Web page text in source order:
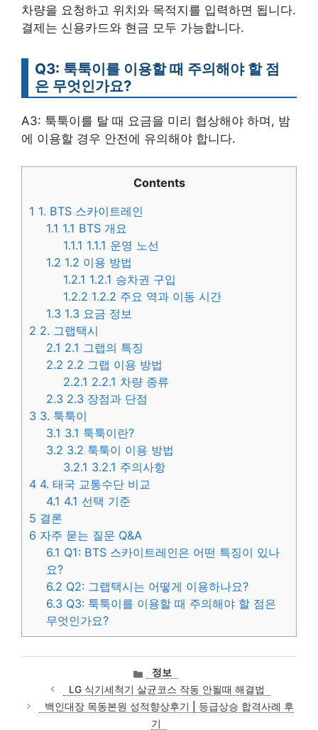
차량을 요청하고 위치와 목적지를 입력하면 됩니다.
결제는 신용카드와 현금 모두 가능합니다.
Q3: 툭툭이를 이용할 때 주의해야 할 점
은 무엇인가요?
A3: 툭툭이를 탈 때 요금을 미리 협상해야 하며, 밤
에 이용할 경우 안전에 유의해야 합니다.
Contents
1 1. BTS 스카이트레인
1.1 1.1 BTS 개요
1.1.1 1.1.1 운영 노선
1.2 1.2 이용 방법
1.2.1 1.2.1 승차권 구입
1.2.2 1.2.2 주요 역과 이동 시간
1.3 1.3 요금 정보
2 2. 그랩택시
2.1 2.1 그랩의 특징
2.2 2.2 그랩 이용 방법
2.2.1 2.2.1 차량 종류
2.3 2.3 장점과 단점
3 3. 툭툭이
3.1 3.1 툭툭이란?
3.2 3.2 툭툭이 이용 방법
3.2.1 3.2.1 주의사항
4 4. 태국 교통수단 비교
4.1 4.1 선택 기준
5 결론
6 자주 묻는 질문 Q&A
6.1 Q1: BTS 스카이트레인은 어떤 특징이 있나
요?
6.2 Q2: 그랩택시는 어떻게 이용하나요?
6.3 Q3: 툭툭이를 이용할 때 주의해야 할 점은
무엇인가요?
카
테
고
리
정보
LG 식기세척기 살균코스 작동 안될때 해결법
백인대장 목동본원 성적향상후기 | 등급상승 합격사례 후
기